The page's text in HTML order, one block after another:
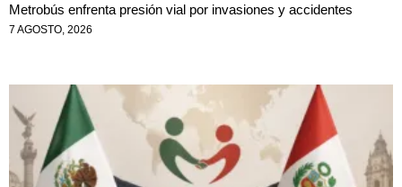
Metrobús enfrenta presión vial por invasiones y accidentes
7 AGOSTO, 2026